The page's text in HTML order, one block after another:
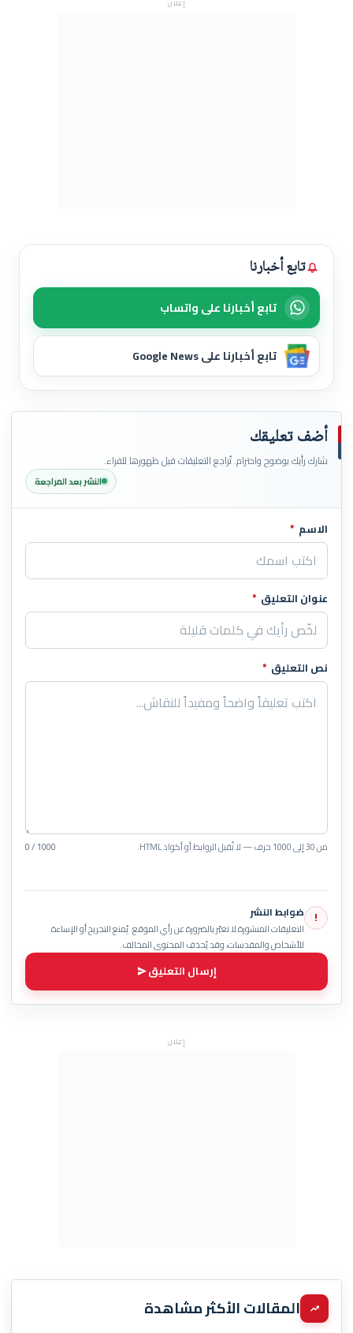
تابع أخبارنا
تابع أخبارنا على واتساب
تابع أخبارنا على Google News
أضف تعليقك
شارك رأيك بوضوح واحترام. تُراجع التعليقات قبل ظهورها للقراء.
النشر بعد المراجعة
اترك هذا الحقل فارغاً
الاسم *
عنوان التعليق *
نص التعليق *
من 30 إلى 1000 حرف — لا تُقبل الروابط أو أكواد HTML. 0 / 1000
! ضوابط النشر
التعليقات المنشورة لا تعبّر بالضرورة عن رأي الموقع. يُمنع التجريح أو الإساءة
للأشخاص والمقدسات، وقد يُحذف المحتوى المخالف.
إرسال التعليق
إعلان
المقالات الأكثر مشاهدة